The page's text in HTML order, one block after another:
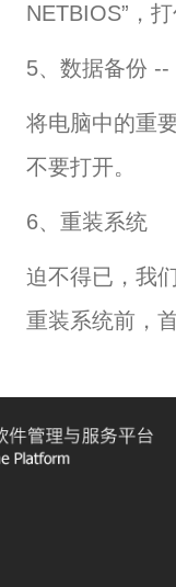
NETBIOS”，
5、数据备份
将电脑中的重
不要打开。
6、重装系统
迫不得已，我
重装系统前，